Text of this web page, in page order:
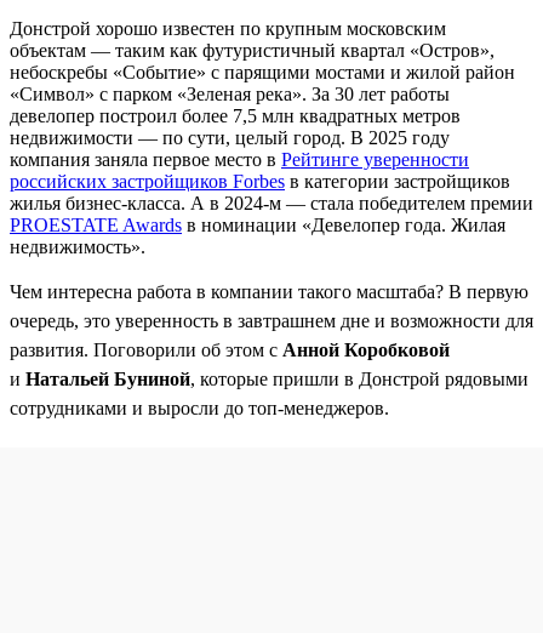
Донстрой хорошо известен по крупным московским
объектам — таким как футуристичный квартал «Остров»,
небоскребы «Событие» с парящими мостами и жилой район
«Символ» с парком «Зеленая река». За 30 лет работы
девелопер построил более 7,5 млн квадратных метров
недвижимости — по сути, целый город. В 2025 году
компания заняла первое место в Рейтинге уверенности
российских застройщиков Forbes в категории застройщиков
жилья бизнес-класса. А в 2024-м — стала победителем премии
PROESTATE Awards в номинации «Девелопер года. Жилая
недвижимость».
Чем интересна работа в компании такого масштаба? В первую
очередь, это уверенность в завтрашнем дне и возможности для
развития. Поговорили об этом с Анной Коробковой
и Натальей Буниной, которые пришли в Донстрой рядовыми
сотрудниками и выросли до топ-менеджеров.